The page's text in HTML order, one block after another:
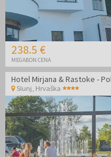
238.5 €
MEGABON CENA
Slunj Hrvaška